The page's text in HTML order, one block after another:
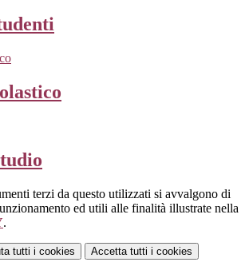
terzi da questo utilizzati si avvalgono di
ed utili alle finalità illustrate nella
.
tutti i cookies Accetta tutti i cookies